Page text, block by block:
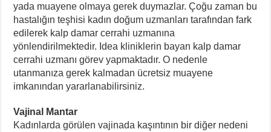
yada muayene olmaya gerek duymazlar. Çoğu zaman bu
hastalığın teşhisi kadın doğum uzmanları tarafından fark
edilerek kalp damar cerrahi uzmanına
yönlendirilmektedir. Idea kliniklerin bayan kalp damar
cerrahi uzmanı görev yapmaktadır. O nedenle
utanmanıza gerek kalmadan ücretsiz muayene
imkanından yararlanabilirsiniz.
Vajinal Mantar
Kadınlarda görülen vajinada kaşıntının bir diğer nedeni